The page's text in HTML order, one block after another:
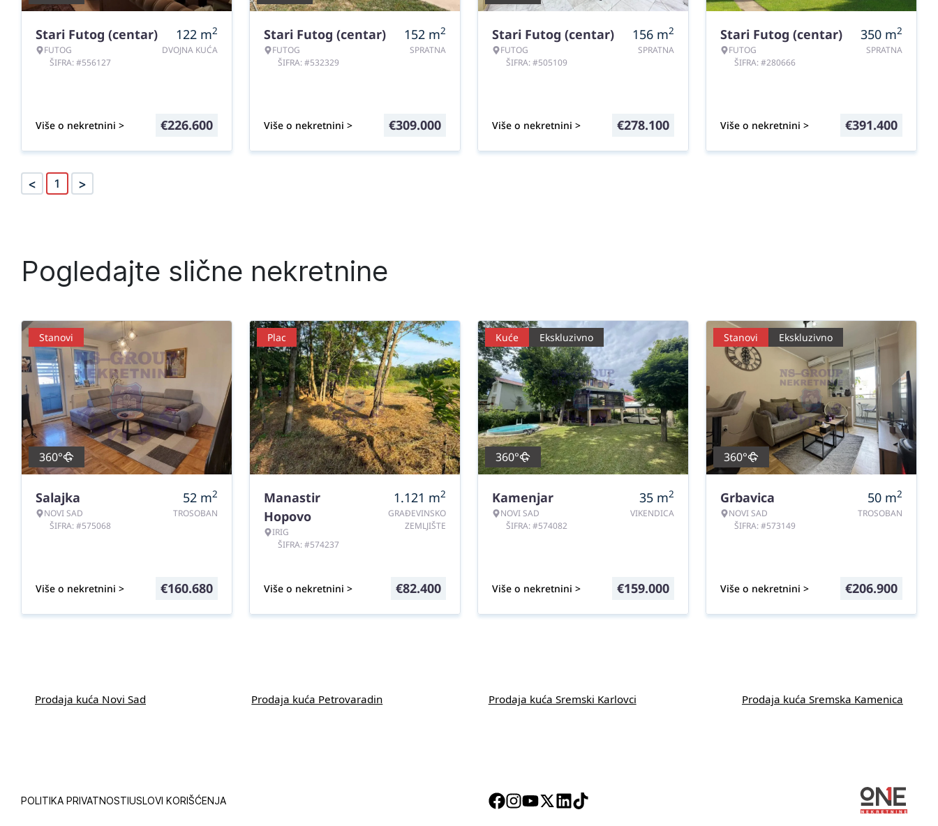
Stari Futog (centar)
FUTOG
ŠIFRA: #556127
122 m2
DVOJNA KUĆA
Više o nekretnini > €226.600
Stari Futog (centar)
FUTOG
ŠIFRA: #532329
152 m2
SPRATNA
Više o nekretnini > €309.000
Stari Futog (centar)
FUTOG
ŠIFRA: #505109
156 m2
SPRATNA
Više o nekretnini > €278.100
Stari Futog (centar)
FUTOG
ŠIFRA: #280666
350 m2
SPRATNA
Više o nekretnini > €391.400
< 1 >
Pogledajte slične nekretnine
Stanovi
360°
Salajka
NOVI SAD
ŠIFRA: #575068
52 m2
TROSOBAN
Više o nekretnini > €160.680
Plac
Manastir
Hopovo
IRIG
ŠIFRA: #574237
1.121 m2
GRAĐEVINSKO
ZEMLJIŠTE
Više o nekretnini > €82.400
Kuće Ekskluzivno
360°
Kamenjar
NOVI SAD
ŠIFRA: #574082
35 m2
VIKENDICA
Više o nekretnini > €159.000
Stanovi Ekskluzivno
360°
Grbavica
NOVI SAD
ŠIFRA: #573149
50 m2
TROSOBAN
Više o nekretnini > €206.900
Prodaja kuća Novi Sad Prodaja kuća Petrovaradin Prodaja kuća Sremski Karlovci Prodaja kuća Sremska Kamenica
POLITIKA PRIVATNOSTIUSLOVI KORIŠĆENJA